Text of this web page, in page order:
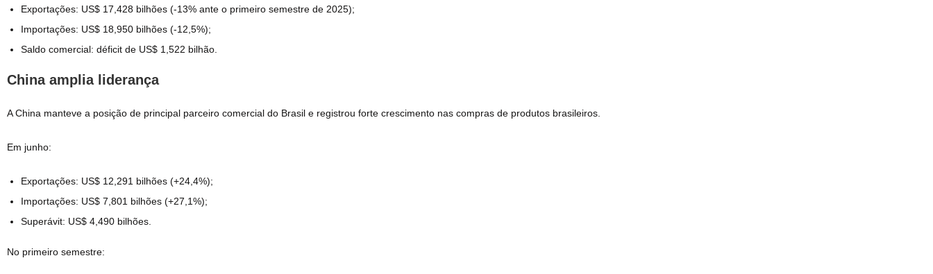
Exportações: US$ 17,428 bilhões (-13% ante o primeiro semestre de 2025);
Importações: US$ 18,950 bilhões (-12,5%);
Saldo comercial: déficit de US$ 1,522 bilhão.
China amplia liderança
A China manteve a posição de principal parceiro comercial do Brasil e registrou forte crescimento nas compras de produtos brasileiros.
Em junho:
Exportações: US$ 12,291 bilhões (+24,4%);
Importações: US$ 7,801 bilhões (+27,1%);
Superávit: US$ 4,490 bilhões.
No primeiro semestre: